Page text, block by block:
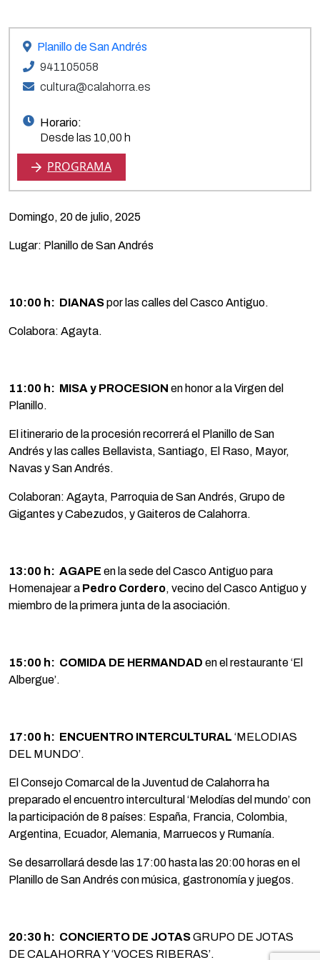
Planillo de San Andrés
941105058
cultura@calahorra.es
Horario:
Desde las 10,00 h
PROGRAMA
Domingo, 20 de julio, 2025
Lugar: Planillo de San Andrés
10:00 h: DIANASpor las calles del Casco Antiguo.
Colabora: Agayta.
11:00 h: MISA y PROCESION en honor a la Virgen del
Planillo.
El itinerario de la procesión recorrerá el Planillo de San
Andrés y las calles Bellavista, Santiago, El Raso, Mayor,
Navas y San Andrés.
Colaboran: Agayta, Parroquia de San Andrés, Grupo de
Gigantes y Cabezudos, y Gaiteros de Calahorra.
13:00 h: AGAPE en la sede del Casco Antiguo para
Homenajear a Pedro Cordero, vecino del Casco Antiguo y
miembro de la primera junta de la asociación.
15:00 h: COMIDA DE HERMANDAD en el restaurante ‘El
Albergue’.
17:00 h: ENCUENTRO INTERCULTURAL ‘MELODIAS
DEL MUNDO’.
El Consejo Comarcal de la Juventud de Calahorra ha
preparado el encuentro intercultural ‘Melodías del mundo’ con
la participación de 8 países: España, Francia, Colombia,
Argentina, Ecuador, Alemania, Marruecos y Rumanía.
Se desarrollará desde las 17:00 hasta las 20:00 horas en el
Planillo de San Andrés con música, gastronomía y juegos.
20:30 h: CONCIERTO DE JOTASGRUPO DE JOTAS
DE CALAHORRA Y ‘VOCES RIBERAS’.